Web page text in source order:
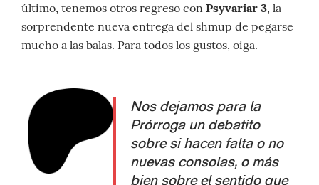
último, tenemos otros regreso con Psyvariar 3, la
sorprendente nueva entrega del shmup de pegarse
mucho a las balas. Para todos los gustos, oiga.
Nos dejamos para la
Prórroga un debatito
sobre si hacen falta o no
nuevas consolas, o más
bien sobre el sentido que